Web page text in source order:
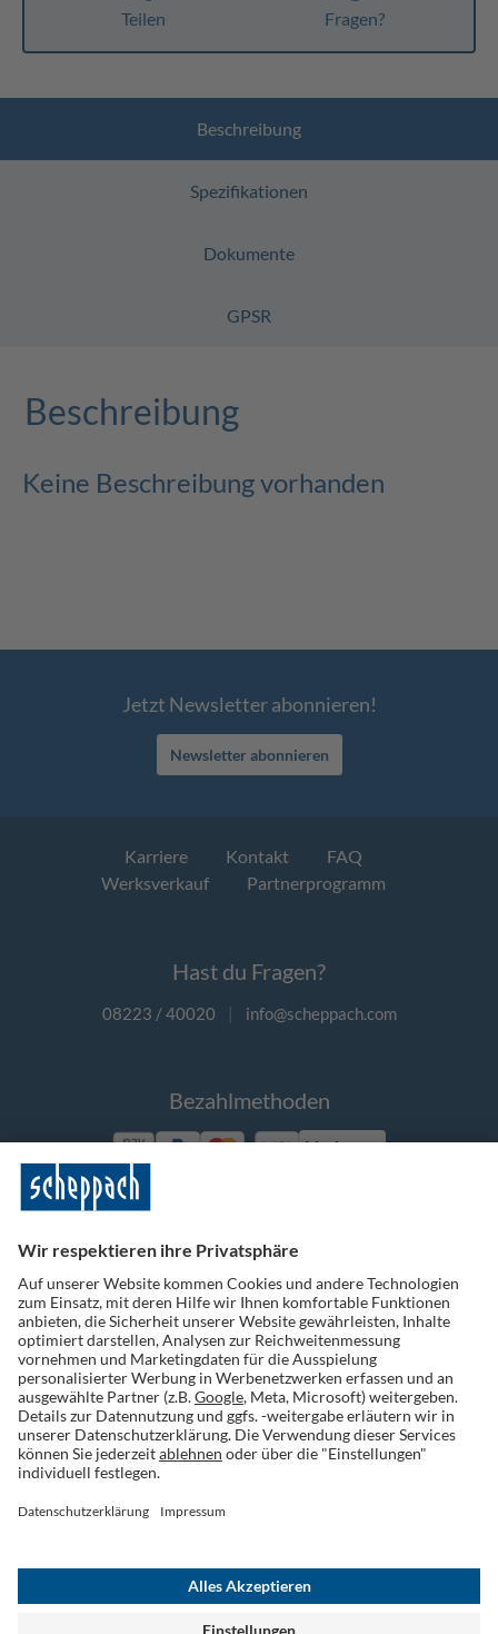
Teilen Fragen?
Beschreibung
Spezifikationen
Dokumente
GPSR
Beschreibung
Keine Beschreibung vorhanden
Jetzt Newsletter abonnieren!
Newsletter abonnieren
Karriere Kontakt
FAQ
Werksverkauf
Partnerprogramm
Hast du Fragen?
08223 / 40020 | info@scheppach.com
Bezahlmethoden
Vorkasse
Folge uns auf Social Media
Widerruf einreichen